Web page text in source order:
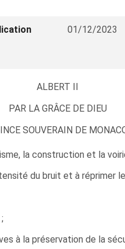
01/12/2023
ALBERT II
PAR LA GRÂCE DE DIEU
SOUVERAIN DE
la construction et la
du bruit et à réprimer
à la préservation de la